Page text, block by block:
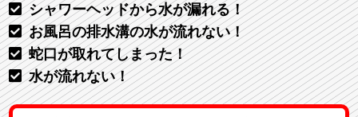
シャワーヘッドから水が漏れる！
お風呂の排水溝の水が流れない！
蛇口が取れてしまった！
水が流れない！